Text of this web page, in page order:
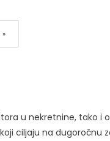
»
u nekretnine, tako i
ciljaju na dugoročnu